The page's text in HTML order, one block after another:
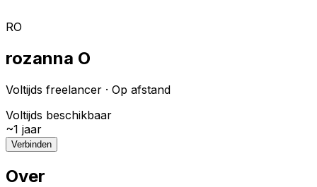
RO
rozanna O
Voltijds freelancer · Op afstand
Voltijds beschikbaar
~1 jaar
Verbinden
Over